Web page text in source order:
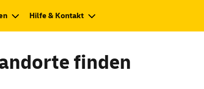
Hilfe & Kontakt
finden